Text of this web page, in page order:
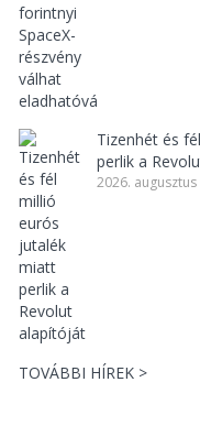
Tizenhét és
perlik a
2026. augusztus
TOVÁBBI HÍREK >